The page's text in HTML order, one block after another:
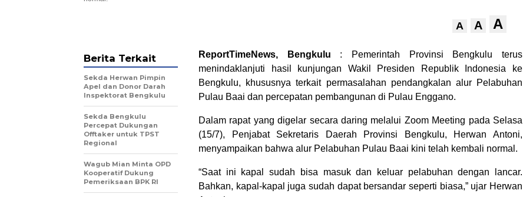
A A A
ReportTimeNews, Bengkulu : Pemerintah Provinsi Bengkulu terus
menindaklanjuti hasil kunjungan Wakil Presiden Republik Indonesia ke
Bengkulu, khususnya terkait permasalahan pendangkalan alur Pelabuhan
Pulau Baai dan percepatan pembangunan di Pulau Enggano.
Dalam rapat yang digelar secara daring melalui Zoom Meeting pada Selasa
(15/7), Penjabat Sekretaris Daerah Provinsi Bengkulu, Herwan Antoni,
menyampaikan bahwa alur Pelabuhan Pulau Baai kini telah kembali normal.
“Saat ini kapal sudah bisa masuk dan keluar pelabuhan dengan lancar.
Bahkan, kapal-kapal juga sudah dapat bersandar seperti biasa,” ujar Herwan
Berita Terkait
Sekda Herwan Pimpin
Apel dan Donor Darah
Inspektorat Bengkulu
Sekda Bengkulu
Percepat Dukungan
Offtaker untuk TPST
Regional
Wagub Mian Minta OPD
Kooperatif Dukung
Pemeriksaan BPK RI